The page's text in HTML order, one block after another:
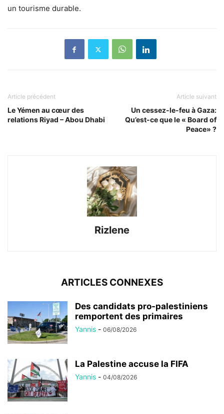
un tourisme durable.
Article précédent
Le Yémen au cœur des
relations Riyad – Abou Dhabi
Article suivant
Un cessez-le-feu à Gaza:
Qu’est-ce que le « Board of
Peace» ?
Rizlene
ARTICLES CONNEXES
Des candidats pro-palestiniens
remportent des primaires
Yannis - 06/08/2026
La Palestine accuse la FIFA
Yannis - 04/08/2026